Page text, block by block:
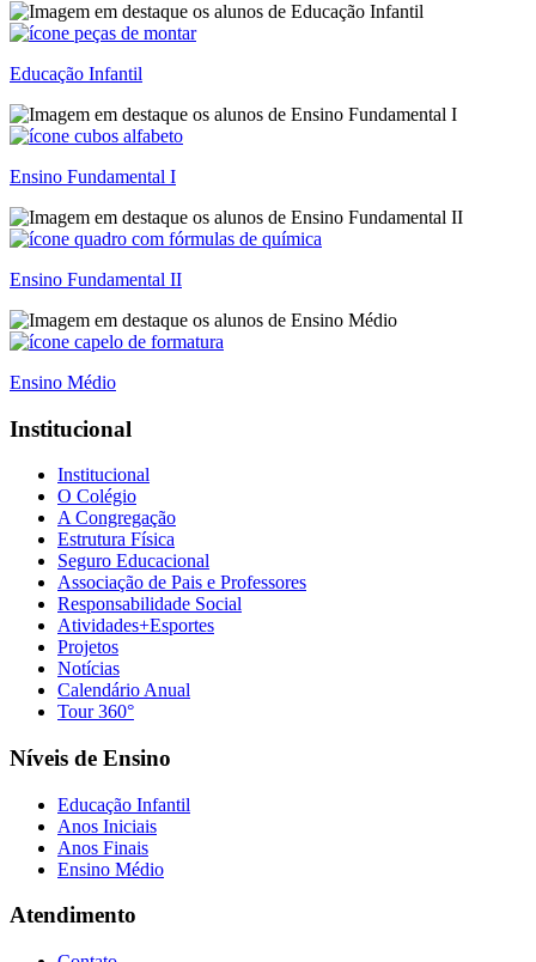
Educação Infantil
Ensino Fundamental I
Ensino Fundamental II
Ensino Médio
Institucional
Institucional
O Colégio
A Congregação
Estrutura Física
Seguro Educacional
Associação de Pais e Professores
Responsabilidade Social
Atividades+Esportes
Projetos
Notícias
Calendário Anual
Tour 360°
Níveis de Ensino
Educação Infantil
Anos Iniciais
Anos Finais
Ensino Médio
Atendimento